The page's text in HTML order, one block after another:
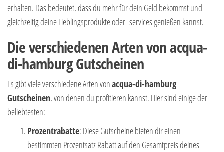
erhalten. Das bedeutet, dass du mehr für dein Geld bekommst und
gleichzeitig deine Lieblingsprodukte oder -services genießen kannst.
Die verschiedenen Arten von acqua-
di-hamburg Gutscheinen
Es gibt viele verschiedene Arten vonacqua-di-hamburg
Gutscheinen, von denen du profitieren kannst. Hier sind einige der
beliebtesten:
Prozentrabatte: Diese Gutscheine bieten dir einen
bestimmten Prozentsatz Rabatt auf den Gesamtpreis deines